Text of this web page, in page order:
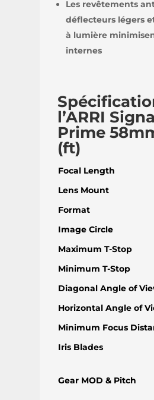
Les revêtements
déflecteurs légers
à lumière
internes
l’ARRI
Prime
(ft)
Focal Length
Lens Mount
Format
Image Circle
Maximum T-Stop
Minimum T-Stop
Diagonal Angle of
Horizontal Angle of
Minimum Focus
Iris Blades
Gear MOD & Pitch